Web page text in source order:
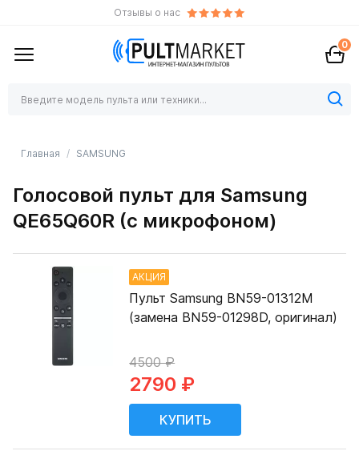
Отзывы о нас
0
Главная SAMSUNG
Голосовой пульт для Samsung
QE65Q60R (с микрофоном)
АКЦИЯ
Пульт Samsung BN59-01312M
(замена BN59-01298D, оригинал)
4500 ₽
2790 ₽